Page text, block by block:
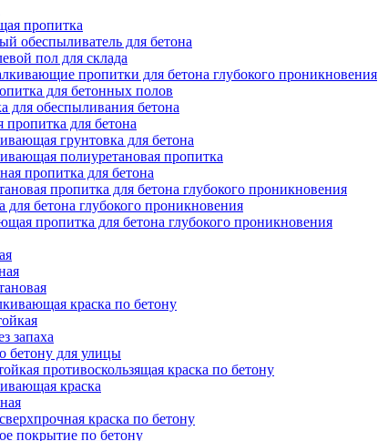
пропитка
обеспыливатель для бетона
пол для склада
пропитки для бетона глубокого проникновения
для бетонных полов
для обеспыливания бетона
пропитка для бетона
грунтовка для бетона
полиуретановая пропитка
пропитка для бетона
пропитка для бетона глубокого проникновения
для бетона глубокого проникновения
пропитка для бетона глубокого проникновения
краска по бетону
запаха
бетону для улицы
противоскользящая краска по бетону
краска
краска по бетону
покрытие по бетону